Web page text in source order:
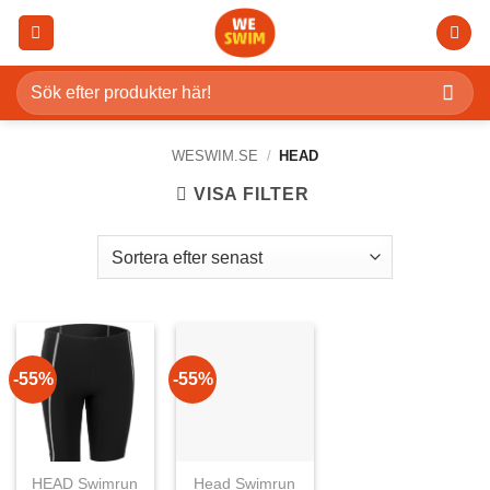
Skip
content
Sök
efter:
WESWIM.SE / HEAD
VISA FILTER
-55%
HEAD Swimrun
-55%
Head Swimrun